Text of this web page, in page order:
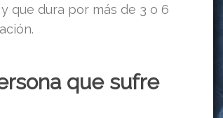
que dura por más de 3 o 6
que sufre